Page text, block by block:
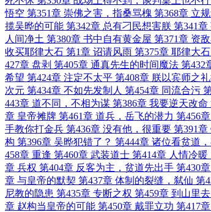
悟空 第351章 崇佛之害，指桑骂槐 第368章 立
揽吴晔的可能 第342章 总有刁民想害朕 第341
人间净土 第380章 书中自有黄金屋 第371章 资
收买耶律大石 第1章 诏请风雨 第375章 耶律大
427章 盘剥 第405章 通真先生的时间魔法 第432
希望 第424章 注定不太平 第408章 朕以宾师之
次元 第434章 不如先发制人 第454章 同流合污
443章 道不同，不相为谋 第386章 我要逆天改命
章 皇帝摊牌 第461章 道兵，岳飞的潜力 第456
手教你打金兵 第436章 没有他，很重要 第391章
构 第396章 吴晔犯错了？ 第444章 诸位看贫道
458章 重逢 第460章 武装道士 第414章 人情冷暖
章 兵权 第404章 反客为主，贫道先出手 第430
章 与皇帝的默契 第437章 体制的裂缝，弑仙 第
尼教的隐患 第435章 专断之权 第459章 到山里去
章 赵构当皇帝的可能 第450章 戴罪立功 第417